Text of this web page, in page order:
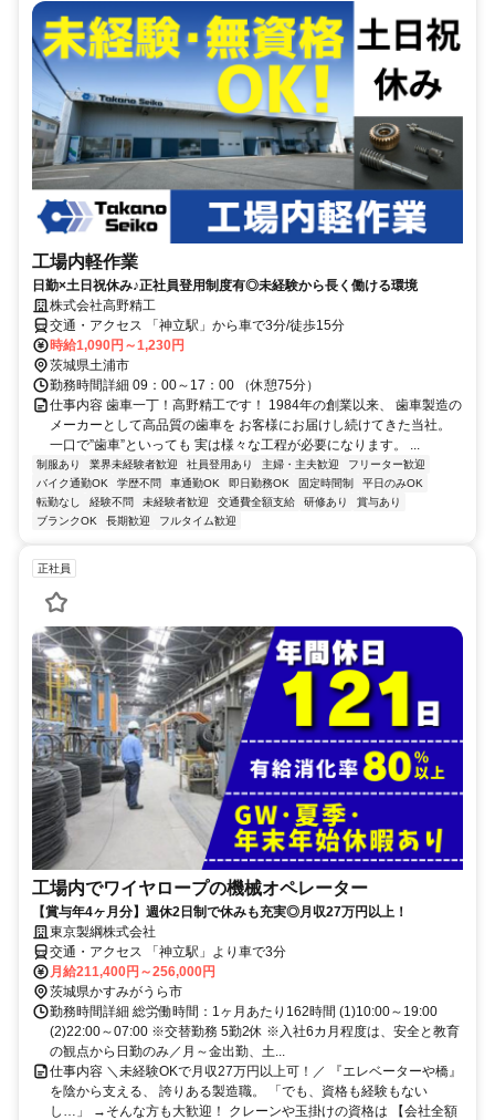
工場内軽作業
日勤×土日祝休み♪正社員登用制度有◎未経験から長く働ける環境
株式会社高野精工
交通・アクセス 「神立駅」から車で3分/徒歩15分
時給1,090円～1,230円
茨城県土浦市
勤務時間詳細 09：00～17：00 （休憩75分）
仕事内容 歯車一丁！高野精工です！ 1984年の創業以来、 歯車製造の
メーカーとして高品質の歯車を お客様にお届けし続けてきた当社。
一口で”歯車”といっても 実は様々な工程が必要になります。 ...
制服あり 業界未経験者歓迎 社員登用あり 主婦・主夫歓迎
フリーター歓迎
バイク通勤OK
学歴不問 車通勤OK 即日勤務OK 固定時間制
平日のみOK
転勤なし
経験不問 未経験者歓迎 交通費全額支給 研修あり
賞与あり
ブランクOK
長期歓迎 フルタイム歓迎
正社員
工場内でワイヤロープの機械オペレーター
【賞与年4ヶ月分】週休2日制で休みも充実◎月収27万円以上！
東京製綱株式会社
交通・アクセス 「神立駅」より車で3分
月給211,400円～256,000円
茨城県かすみがうら市
勤務時間詳細 総労働時間：1ヶ月あたり162時間 (1)10:00～19:00
(2)22:00～07:00 ※交替勤務 5勤2休 ※入社6カ月程度は、安全と教育
の観点から日勤のみ／月～金出勤、土...
仕事内容 ＼未経験OKで月収27万円以上可！／ 『エレベーターや橋』
を陰から支える、 誇りある製造職。 「でも、資格も経験もない
し…」 →そんな方も大歓迎！ クレーンや玉掛けの資格は 【会社全額